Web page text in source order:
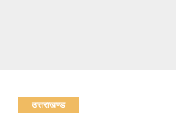
उत्तराखण्ड